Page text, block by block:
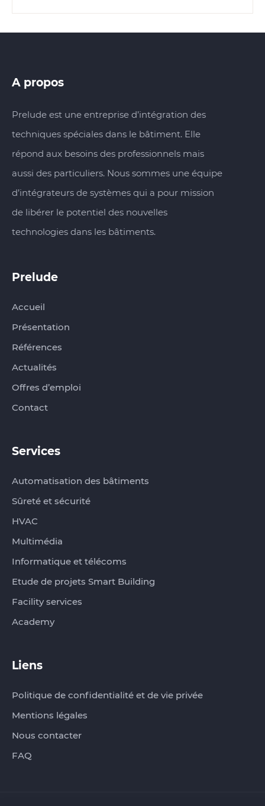
A propos
Prelude est une entreprise d’intégration des
techniques spéciales dans le bâtiment. Elle
répond aux besoins des professionnels mais
aussi des particuliers. Nous sommes une équipe
d’intégrateurs de systèmes qui a pour mission
de libérer le potentiel des nouvelles
technologies dans les bâtiments.
Prelude
Accueil
Présentation
Références
Actualités
Offres d’emploi
Contact
Services
Automatisation des bâtiments
Sûreté et sécurité
HVAC
Multimédia
Informatique et télécoms
Etude de projets Smart Building
Facility services
Academy
Liens
Politique de confidentialité et de vie privée
Mentions légales
Nous contacter
FAQ